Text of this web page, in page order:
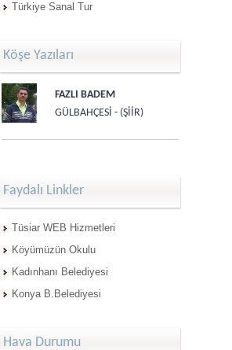
Türkiye Sanal Tur
Köşe Yazıları
FAZLI BADEM
GÜLBAHÇESİ - (ŞİİR)
Faydalı Linkler
Tüsiar WEB Hizmetleri
Köyümüzün Okulu
Kadınhanı Belediyesi
Konya B.Belediyesi
Hava Durumu